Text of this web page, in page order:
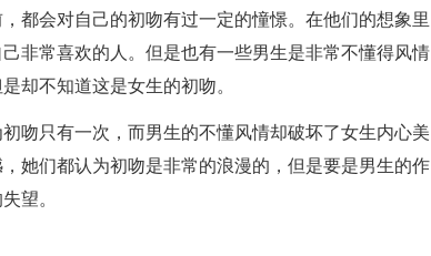
都会对自己的初吻有过一定的憧憬。在他们的想象里
非常喜欢的人。但是也有一些男生是非常不懂得风情
却不知道这是女生的初吻。
吻只有一次，而男生的不懂风情却破坏了女生内心美
她们都认为初吻是非常的浪漫的，但是要是男生的作
望。